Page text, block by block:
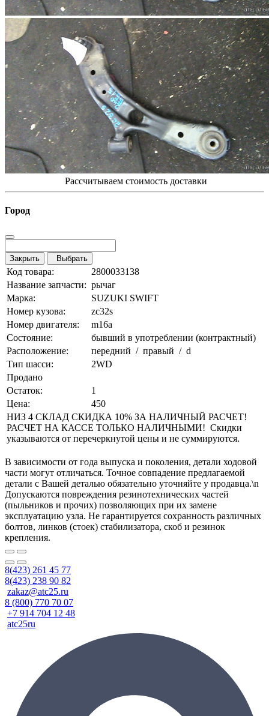
Рассчитываем стоимость доставки
Город
Закрыть Выбрать
Код товара:
2800033138
Название запчасти: рычаг
Марка:
SUZUKI SWIFT
Номер кузова:
zc32s
Номер двигателя:
m16a
Состояние:
бывший в употреблении (контрактный)
Расположение:
передний / правый / d
Тип шасси:
2WD
Продано
Остаток:
1
Цена:
450
НИЗ 4 СКЛАД СКИДКА 10% ЗА НАЛИЧНЫЙ РАСЧЕТ!
РАСЧЕТ НА КАССЕ ТОЛЬКО НАЛИЧНЫМИ! Скидки
указываются от перечеркнутой цены и не суммируются.
В зависимости от года выпуска и поколения, детали ходовой
части могут отличаться. Точное совпадение предлагаемой
детали с Вашей деталью обязательно уточняйте у продавца.\n
Допускаются повреждения резинотехнических частей
(пыльников и прочих) позволяющих при их замене
эксплуатацию узла. Не гарантируется сохранность различных
болтов, линков (стоек) стабилизатора, скоб и резинок
крепления.
8(423) 261 45 77
8(423) 238 90 82
zakaz@atc25.ru
8 (800) 770 70 07
+7 914 704 12 48
atc25ru